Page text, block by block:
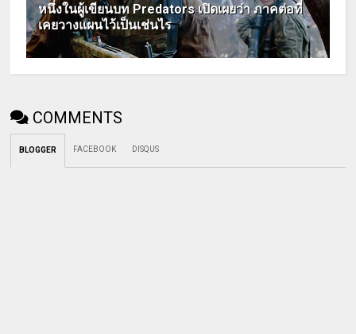
หนึ่งในผู้เขียนบท Predators เปิดเผยว่า ภาคต่อที่
เคยวางแผนไว้เป็นเช่นไร
COMMENTS
BLOGGER FACEBOOK DISQUS